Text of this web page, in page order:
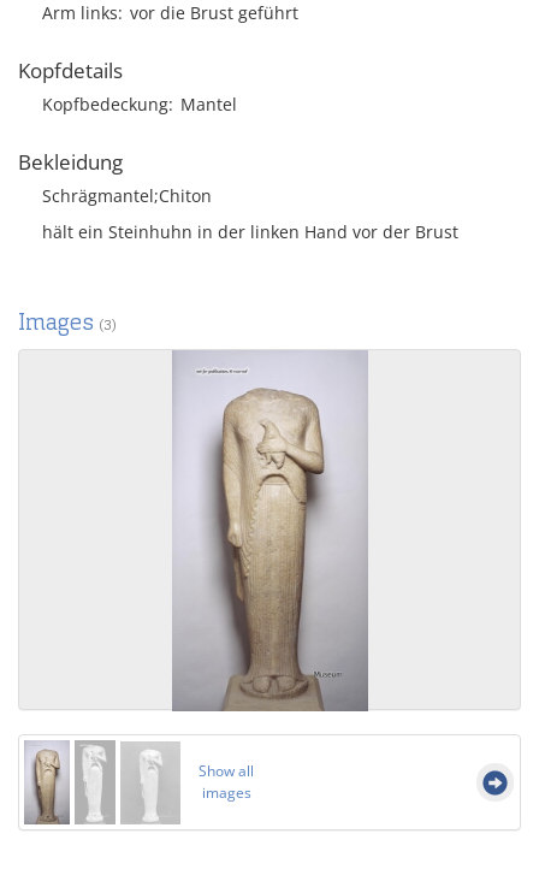
Arm links vor die Brust geführt
Kopfdetails
Kopfbedeckung Mantel
Bekleidung
Schrägmantel;Chiton
hält ein Steinhuhn in der linken Hand vor der Brust
Images (3)
Show all
images